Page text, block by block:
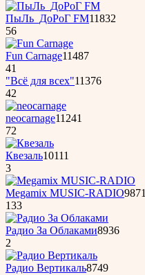
ПыЛь_ДоРоГ FM11832
56
Fun Carnage11487
41
"Всё для всех"11376
42
neocarnage11241
72
Квезаль10111
3
Megamix MUSIC-RADIO9871
133
Радио За Облаками8936
2
Радио Вертикаль8749